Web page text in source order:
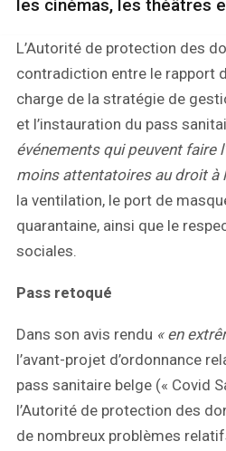
les cinémas, les théâtres
L’Autorité de protection des
contradiction entre le rapport
charge de la stratégie de
et l’instauration du pass
événements qui peuvent faire
moins attentatoires au droit à
la ventilation, le port de
quarantaine, ainsi que le
sociales.
Pass retoqué
Dans son avis rendu « en
l’avant-projet d’ordonnance
pass sanitaire belge (« Covid
l’Autorité de protection des
de nombreux problèmes